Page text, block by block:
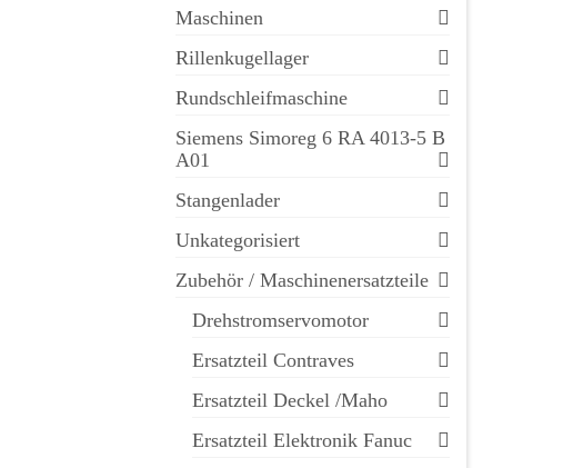
Maschinen
Rillenkugellager
Rundschleifmaschine
Siemens Simoreg 6 RA 4013-5 B
A01
Stangenlader
Unkategorisiert
Zubehör / Maschinenersatzteile
Drehstromservomotor
Ersatzteil Contraves
Ersatzteil Deckel /Maho
Ersatzteil Elektronik Fanuc